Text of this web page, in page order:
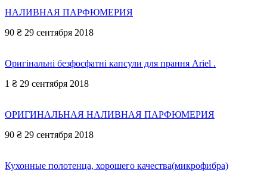
НАЛИВНАЯ ПАРФЮМЕРИЯ
90 ₴ 29 сентября 2018
Оригінальні безфосфатні капсули для прання Ariel .
1 ₴ 29 сентября 2018
ОРИГИНАЛЬНАЯ НАЛИВНАЯ ПАРФЮМЕРИЯ
90 ₴ 29 сентября 2018
Кухонные полотенца, хорошего качества(микрофибра)